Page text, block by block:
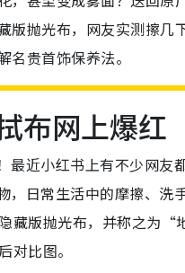
抛光布，网友实测擦几
贵首饰保养法。
布网上爆红
最近小红书上有不少网友
日常生活中的摩擦、洗
藏版抛光布，并称之为“
比图。